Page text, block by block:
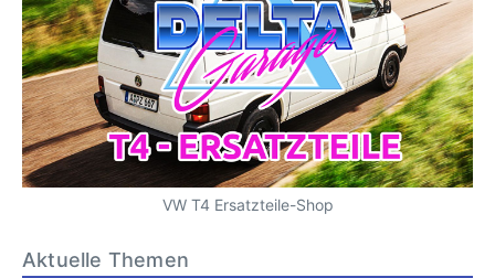
VW T4 Ersatzteile-Shop
Aktuelle Themen